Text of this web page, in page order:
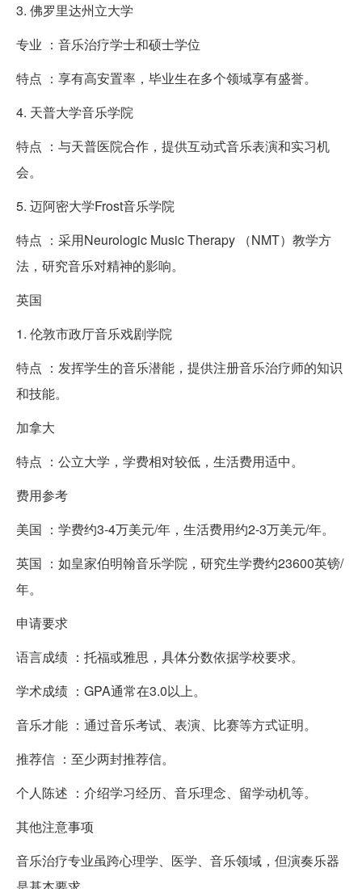
3. 佛罗里达州立大学
专业 ：音乐治疗学士和硕士学位
特点 ：享有高安置率，毕业生在多个领域享有盛誉。
4. 天普大学音乐学院
特点 ：与天普医院合作，提供互动式音乐表演和实习机
会。
5. 迈阿密大学Frost音乐学院
特点 ：采用Neurologic Music Therapy （NMT）教学方
法，研究音乐对精神的影响。
英国
1. 伦敦市政厅音乐戏剧学院
特点 ：发挥学生的音乐潜能，提供注册音乐治疗师的知识
和技能。
加拿大
特点 ：公立大学，学费相对较低，生活费用适中。
费用参考
美国 ：学费约3-4万美元/年，生活费用约2-3万美元/年。
英国 ：如皇家伯明翰音乐学院，研究生学费约23600英镑/
年。
申请要求
语言成绩 ：托福或雅思，具体分数依据学校要求。
学术成绩 ：GPA通常在3.0以上。
音乐才能 ：通过音乐考试、表演、比赛等方式证明。
推荐信 ：至少两封推荐信。
个人陈述 ：介绍学习经历、音乐理念、留学动机等。
其他注意事项
音乐治疗专业虽跨心理学、医学、音乐领域，但演奏乐器